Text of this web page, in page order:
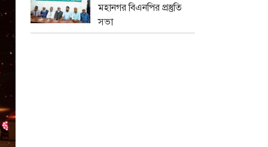
মহানগর বিএনপির প্রস্তুতি
সভা